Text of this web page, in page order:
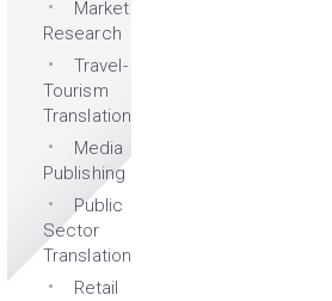
Market
Research
Travel-
Tourism
Translation
Media
Publishing
Public
Sector
Translation
Retail